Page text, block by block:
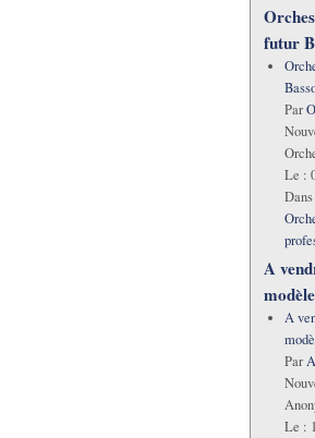
futur
Par
Le :
A
A
Par
Le :